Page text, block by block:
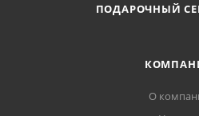
ПОДАРОЧНЫЙ
О